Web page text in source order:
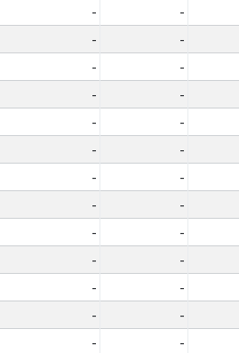
- -
- -
- -
- -
- -
- -
- -
- -
- -
- -
- -
- -
- -